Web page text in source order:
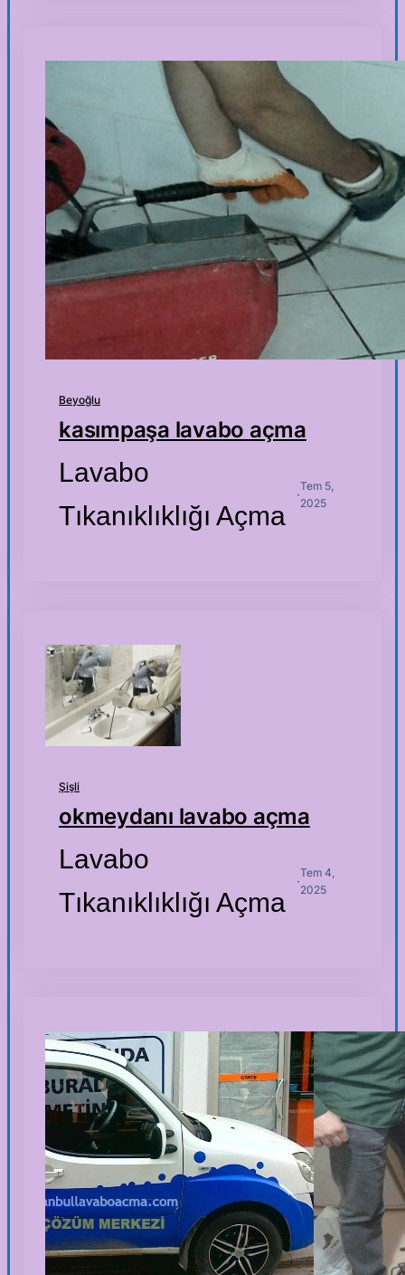
Beyoğlu
kasımpaşa lavabo açma
Lavabo
Tıkanıklıklığı Açma
·
Tem 5,
2025
Şişli
okmeydanı lavabo açma
Lavabo
Tıkanıklıklığı Açma
·
Tem 4,
2025